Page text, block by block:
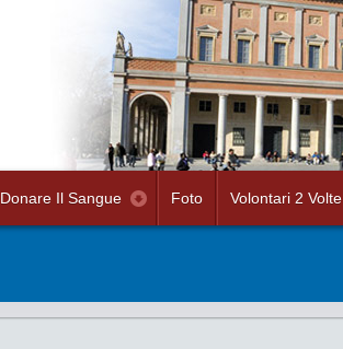
Donare Il Sangue Foto Volontari 2 Volte